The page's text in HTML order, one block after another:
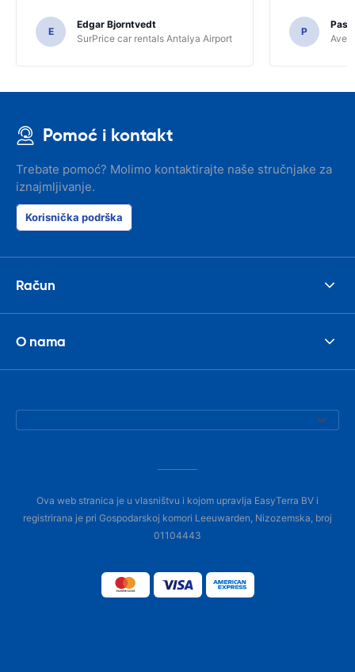
E
Edgar Bjorntvedt
SurPrice car rentals Antalya Airport
P
Avec
Pomoć i kontakt
Trebate pomoć? Molimo kontaktirajte naše stručnjake za
iznajmljivanje.
Korisnička podrška
Račun
O nama
Ova web stranica je u vlasništvu i kojom upravlja EasyTerra BV i
registrirana je pri Gospodarskoj komori Leeuwarden, Nizozemska, broj
01104443